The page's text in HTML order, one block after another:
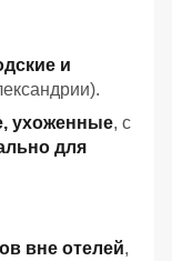
и
ухоженные, с
для
вне отелей,